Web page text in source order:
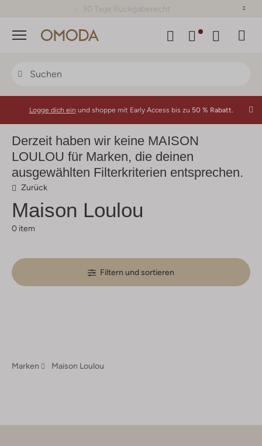
Menü
Logge dich ein und shoppe mit Early Access bis zu 50 % Rabatt.
Derzeit haben wir keine MAISON
LOULOU für Marken, die deinen
ausgewählten Filterkriterien entsprechen.
Zurück
Maison Loulou
0 item
Filtern und sortieren
Marken Maison Loulou